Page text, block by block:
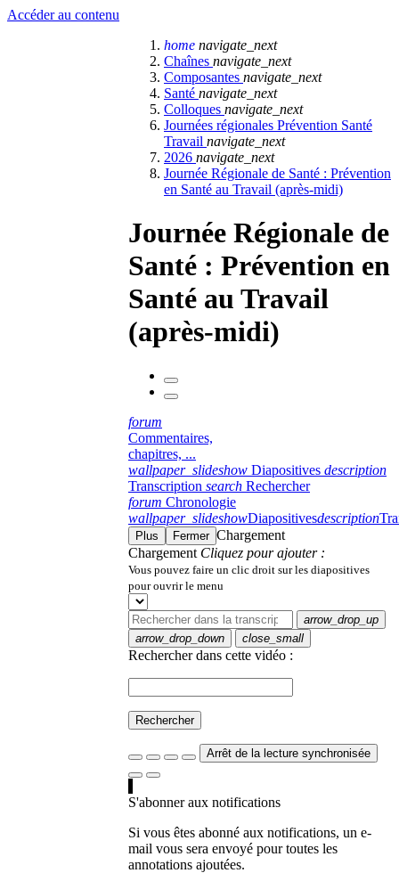
Accéder au contenu
home navigate_next
Chaînes navigate_next
Composantes navigate_next
Santé navigate_next
Colloques navigate_next
Journées régionales Prévention Santé
Travail navigate_next
2026 navigate_next
Journée Régionale de Santé : Prévention
en Santé au Travail (après-midi)
Journée Régionale de
Santé : Prévention en
Santé au Travail
(après-midi)
forum
Commentaires,
chapitres, ...
wallpaper_slideshow Diapositives description
Transcription search Rechercher
forum Chronologie
wallpaper_slideshowDiapositivesdescription
Plus Fermer Chargement
Chargement Cliquez pour ajouter :
Vous pouvez faire un clic droit sur les diapositives
pour ouvrir le menu
arrow_drop_up
arrow_drop_down
close_small
Rechercher dans cette vidéo :
Rechercher
Arrêt de la lecture synchronisée
S'abonner aux notifications
Si vous êtes abonné aux notifications, un e-
mail vous sera envoyé pour toutes les
annotations ajoutées.